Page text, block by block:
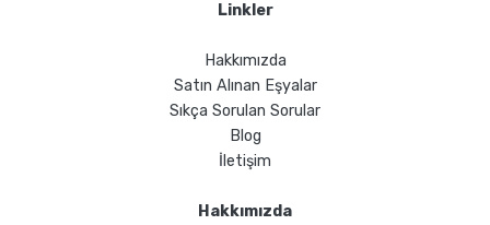
Linkler
Hakkımızda
Satın Alınan Eşyalar
Sıkça Sorulan Sorular
Blog
İletişim
Hakkımızda